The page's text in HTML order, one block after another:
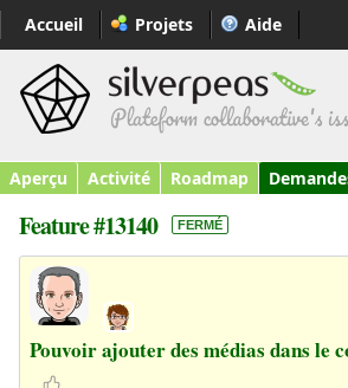
Accueil Projets Aide
Aperçu Activité Roadmap
Feature #13140 FERMÉ
Pouvoir ajouter des médias dans le